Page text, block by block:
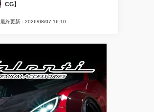
CG】
最終更新：2026/08/07 16:10